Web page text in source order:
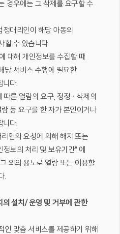
경우에는 그 삭제를 요구할 수
대리인이 해당 아동의
할 수 있습니다.
대해 개인정보를 수집할 때
당 서비스 수행에 필요한
니다.
따른 열람의 요구, 정정·삭제의
등 요구를 한 자가 본인이거나
니다.
인의 요청에 의해 해지 또는
보의 처리 및 보유기간" 에
외의 용도로 열람 또는 이용할
.
설치/ 운영 및 거부에 관한
인 맞춤 서비스를 제공하기 위해